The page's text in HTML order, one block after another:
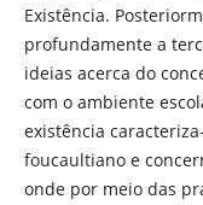
Existência.
profundamente a
ideias acerca do
com o ambiente
existência
foucaultiano e
onde por meio das